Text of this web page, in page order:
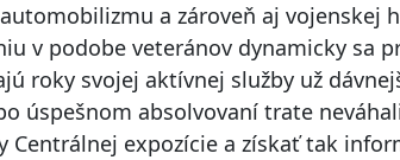
a zároveň aj vojenskej
v podobe veteránov dynamicky sa
roky svojej aktívnej služby už
úspešnom absolvovaní trate
Centrálnej expozície a získať tak